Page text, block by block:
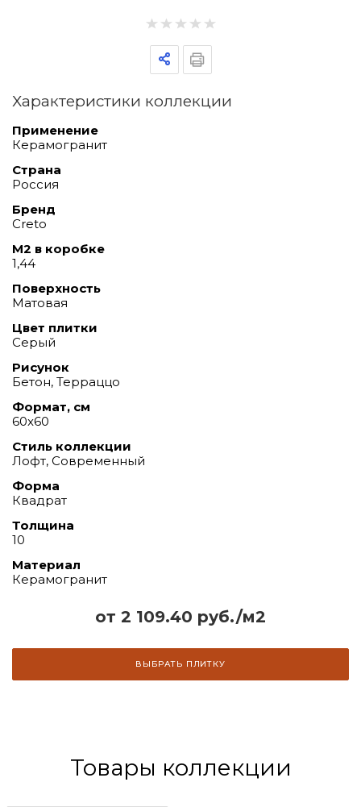
от 2 109.40 руб./м2
ВЫБРАТЬ ПЛИТКУ
Характеристики коллекции
Применение
Керамогранит
Страна
Россия
Бренд
Creto
М2 в коробке
1,44
Поверхность
Матовая
Цвет плитки
Серый
Рисунок
Бетон, Терраццо
Формат, см
60x60
Стиль коллекции
Лофт, Современный
Форма
Квадрат
Толщина
10
Материал
Керамогранит
Товары коллекции